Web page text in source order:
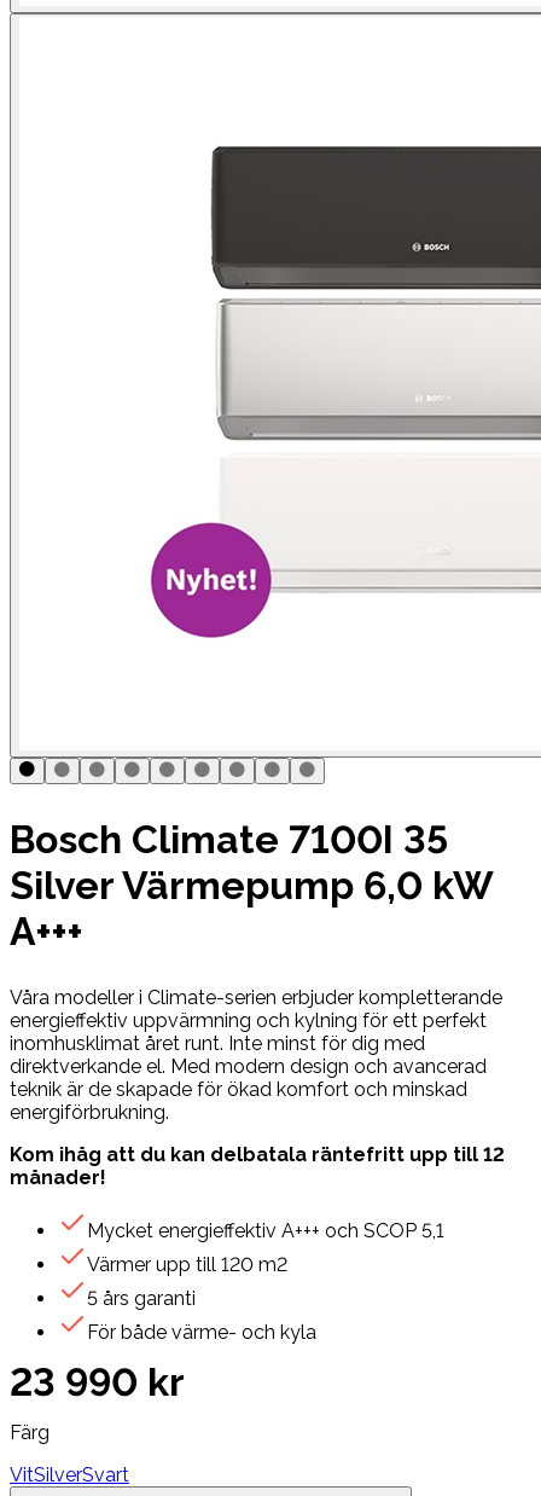
Bosch Climate 7100I 35
Silver Värmepump 6,0 kW
A+++
Våra modeller i Climate-serien erbjuder kompletterande
energieffektiv upp­värmning och kylning för ett perfekt
inomhusklimat året runt. Inte minst för dig med
direktverkande el. Med modern design och avancerad
teknik är de skapade för ökad komfort och minskad
energiförbrukning.
Kom ihåg att du kan delbatala räntefritt upp till 12
månader!
Mycket energieffektiv A+++ och SCOP 5,1
Värmer upp till 120 m2
5 års garanti
För både värme- och kyla
23 990 kr
Färg
VitSilverSvart